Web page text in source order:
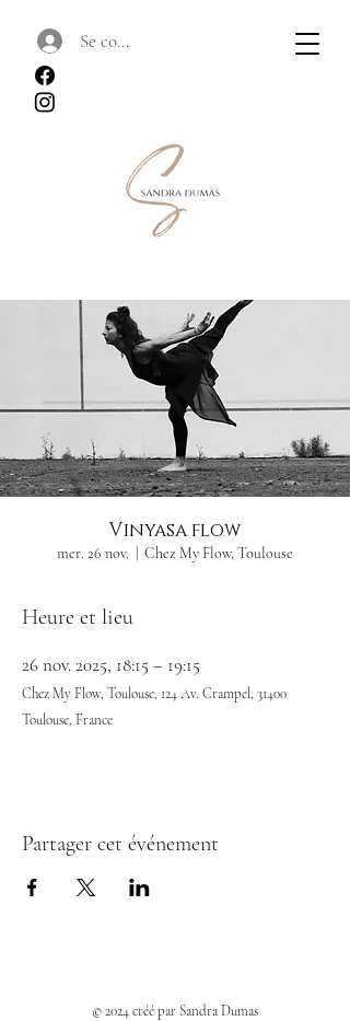
Se connecter
Vinyasa flow
mer. 26 nov. Chez My Flow, Toulouse
Heure et lieu
26 nov. 2025, 18:15 – 19:15
Chez My Flow, Toulouse, 124 Av. Crampel, 31400
Toulouse, France
Partager cet événement
© 2024 créé par Sandra Dumas